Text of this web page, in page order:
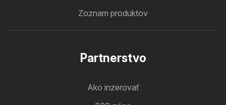
Zoznam produktov
Partnerstvo
Ako inzerovať